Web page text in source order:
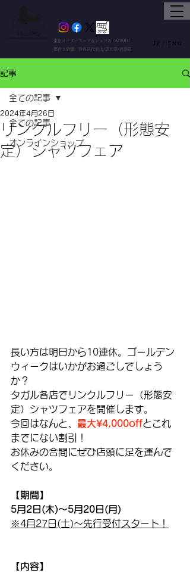
東京オーダースーツ＆シャツのTAGARU
都内３店舗 渋谷区代官山/恵比寿/表参道
ENG
JP /
記事
全ての記事
オンラインショップ
全ての記事
リンクルフリー（形態安
定）シャツフェア
2024年4月26日
長い方は明日から10連休。ゴールデン
ウィークはいかがお過ごしでしょう
か？
タガル各店でリンクルフリー（形態安
定）シャツフェアを開催します。
今回はなんと、 最大¥4,000offとこれ
までにない割引！
お休みの合間にぜひ店頭に足を運んで
ください。
【期間】
5月2日(木)〜5月20日(月)
※4月27日(土)〜先行受付スタート！
【内容】